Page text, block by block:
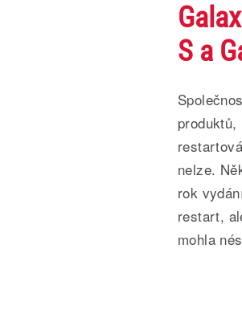
S a
nelze.
rok
restart,
mohla